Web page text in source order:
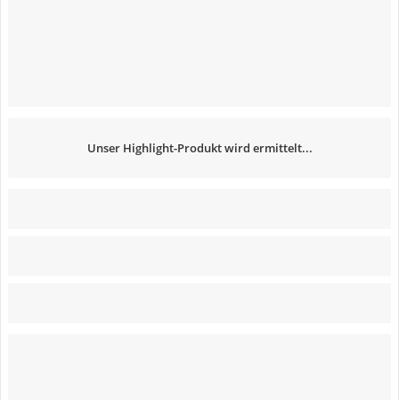
Unser Highlight-Produkt wird ermittelt...